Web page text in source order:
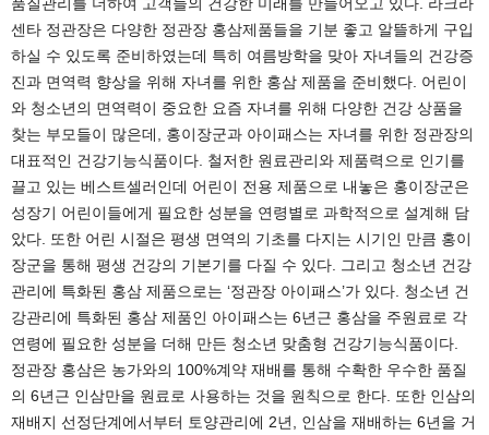
센타 정관장은 다양한 정관장 홍삼제품들을 기분 좋고 알뜰하게 구입
하실 수 있도록 준비하였는데 특히 여름방학을 맞아 자녀들의 건강증
진과 면역력 향상을 위해 자녀를 위한 홍삼 제품을 준비했다. 어린이
와 청소년의 면역력이 중요한 요즘 자녀를 위해 다양한 건강 상품을
찾는 부모들이 많은데, 홍이장군과 아이패스는 자녀를 위한 정관장의
대표적인 건강기능식품이다. 철저한 원료관리와 제품력으로 인기를
끌고 있는 베스트셀러인데 어린이 전용 제품으로 내놓은 홍이장군은
성장기 어린이들에게 필요한 성분을 연령별로 과학적으로 설계해 담
았다. 또한 어린 시절은 평생 면역의 기초를 다지는 시기인 만큼 홍이
장군을 통해 평생 건강의 기본기를 다질 수 있다. 그리고 청소년 건강
관리에 특화된 홍삼 제품으로는 ‘정관장 아이패스’가 있다. 청소년 건
강관리에 특화된 홍삼 제품인 아이패스는 6년근 홍삼을 주원료로 각
연령에 필요한 성분을 더해 만든 청소년 맞춤형 건강기능식품이다.
정관장 홍삼은 농가와의 100%계약 재배를 통해 수확한 우수한 품질
의 6년근 인삼만을 원료로 사용하는 것을 원칙으로 한다. 또한 인삼의
재배지 선정단계에서부터 토양관리에 2년, 인삼을 재배하는 6년을 거